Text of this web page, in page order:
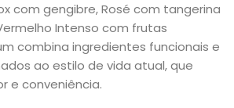
com gengibre, Rosé com tangerina
Intenso com frutas
combina ingredientes funcionais e
ao estilo de vida atual, que
e conveniência.